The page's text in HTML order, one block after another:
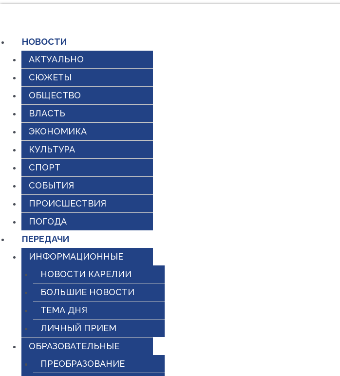
содержимому
НОВОСТИ
АКТУАЛЬНО
СЮЖЕТЫ
ОБЩЕСТВО
ВЛАСТЬ
ЭКОНОМИКА
КУЛЬТУРА
СПОРТ
СОБЫТИЯ
ПРОИСШЕСТВИЯ
ПОГОДА
ПЕРЕДАЧИ
ИНФОРМАЦИОННЫЕ
НОВОСТИ КАРЕЛИИ
БОЛЬШИЕ НОВОСТИ
ТЕМА ДНЯ
ЛИЧНЫЙ ПРИЕМ
ОБРАЗОВАТЕЛЬНЫЕ
ПРЕОБРАЗОВАНИЕ